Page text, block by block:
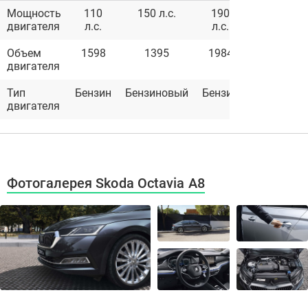
Мощность
двигателя
110
л.с.
150 л.с.
190
л.с.
Объем
двигателя
1598 1395 1984
Тип
двигателя
Бензин Бензиновый Бензин
Фотогалерея Skoda Octavia A8